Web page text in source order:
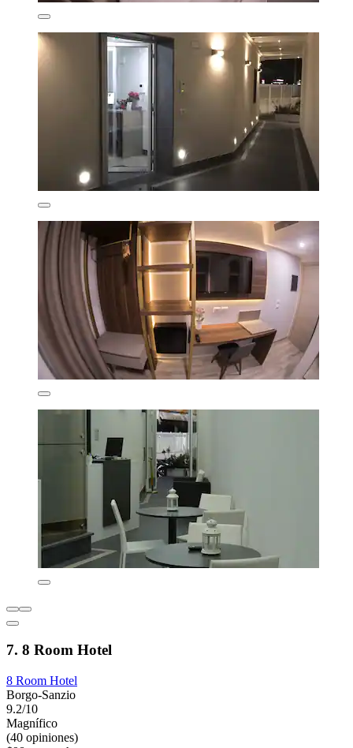
7. 8 Room Hotel
8 Room Hotel
Borgo-Sanzio
9.2/10
Magnífico
(40 opiniones)